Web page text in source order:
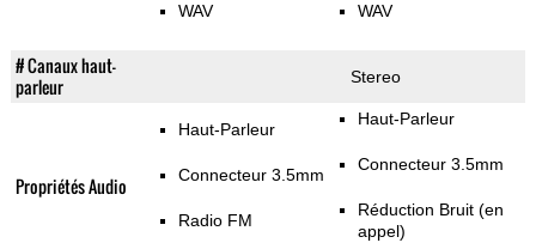
WAV WAV
# Canaux haut-
parleur
Stereo
Propriétés Audio
Haut-Parleur
Connecteur 3.5mm
Radio FM
Haut-Parleur
Connecteur 3.5mm
Réduction Bruit (en
appel)